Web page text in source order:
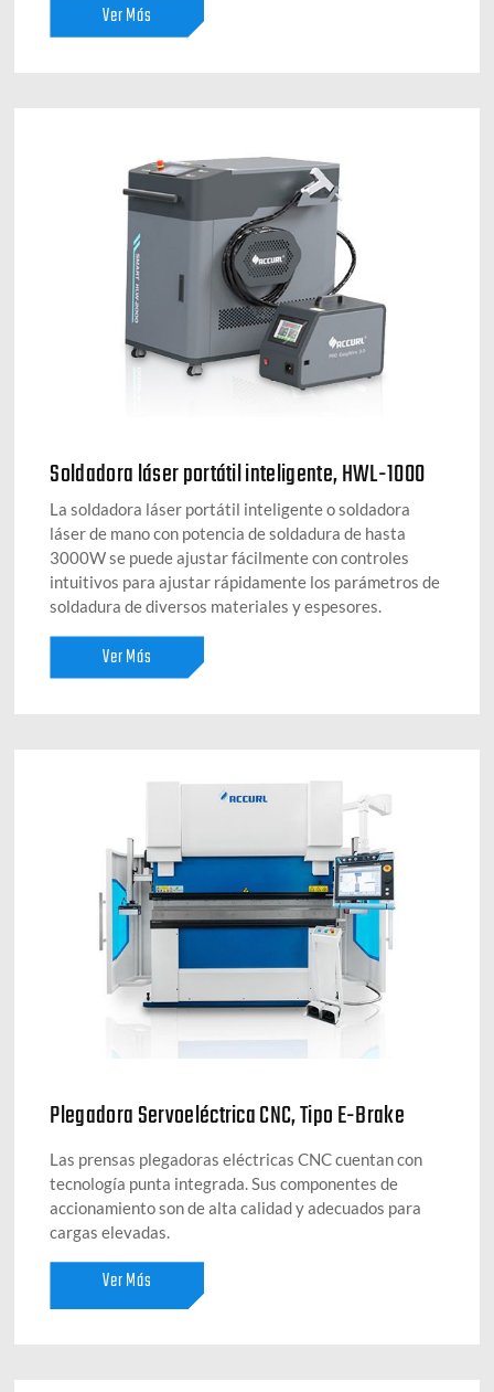
Ver Más
Soldadora láser portátil inteligente, HWL-1000
La soldadora láser portátil inteligente o soldadora
láser de mano con potencia de soldadura de hasta
3000W se puede ajustar fácilmente con controles
intuitivos para ajustar rápidamente los parámetros de
soldadura de diversos materiales y espesores.
Ver Más
Plegadora Servoeléctrica CNC, Tipo E-Brake
Las prensas plegadoras eléctricas CNC cuentan con
tecnología punta integrada. Sus componentes de
accionamiento son de alta calidad y adecuados para
cargas elevadas.
Ver Más